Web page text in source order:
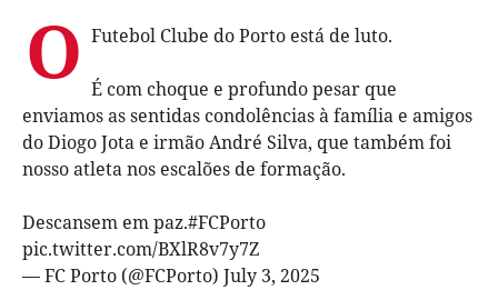
O Futebol Clube do Porto está de luto.
É com choque e profundo pesar que
enviamos as sentidas condolências à família e amigos
do Diogo Jota e irmão André Silva, que também foi
nosso atleta nos escalões de formação.
Descansem em paz.#FCPorto
pic.twitter.com/BXlR8v7y7Z
— FC Porto (@FCPorto) July 3, 2025